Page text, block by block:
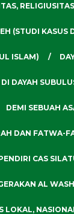
(STUDI
ISLAM)
DAYAH
DEMI SEBUAH
DAN FATWA-
CAS
AL
LOKAL,